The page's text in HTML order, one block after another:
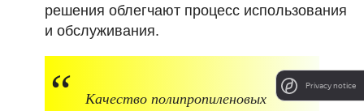
решения облегчают процесс использования
и обслуживания.
Качество полипропиленовых
Privacy notice